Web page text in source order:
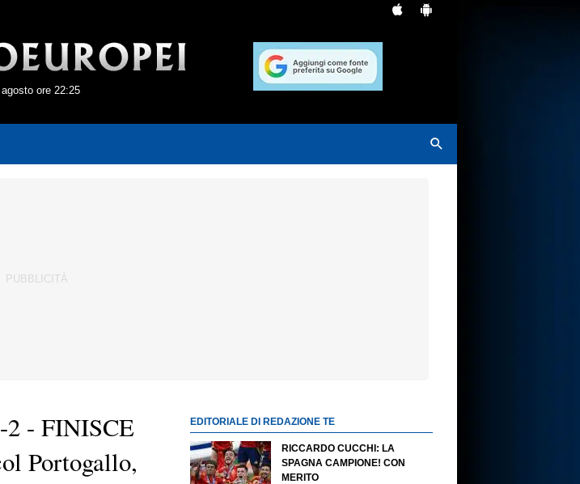
ore 22:25
- FINISCE
Portogallo,
EDITORIALE DI REDAZIONE TE
RICCARDO CUCCHI: LA
SPAGNA CAMPIONE! CON
MERITO